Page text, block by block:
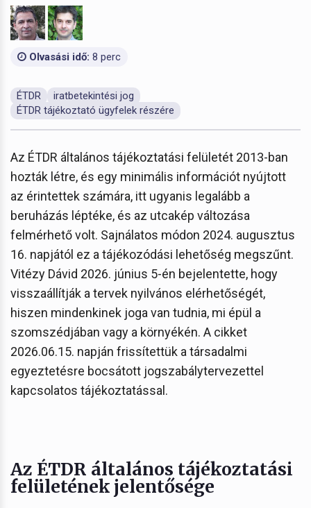
Olvasási idő: 8 perc
ÉTDR
iratbetekintési jog
ÉTDR tájékoztató ügyfelek részére
Az ÉTDR általános tájékoztatási felületét 2013-ban
hozták létre, és egy minimális információt nyújtott
az érintettek számára, itt ugyanis legalább a
beruházás léptéke, és az utcakép változása
felmérhető volt. Sajnálatos módon 2024. augusztus
16. napjától ez a tájékozódási lehetőség megszűnt.
Vitézy Dávid 2026. június 5-én bejelentette, hogy
visszaállítják a tervek nyilvános elérhetőségét,
hiszen mindenkinek joga van tudnia, mi épül a
szomszédjában vagy a környékén. A cikket
2026.06.15. napján frissítettük a társadalmi
egyeztetésre bocsátott jogszabálytervezettel
kapcsolatos tájékoztatással.
Az ÉTDR általános tájékoztatási
felületének jelentősége